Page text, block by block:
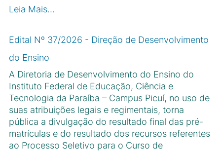
Leia Mais…
Edital Nº 37/2026 - Direção de Desenvolvimento
do Ensino
A Diretoria de Desenvolvimento do Ensino do
Instituto Federal de Educação, Ciência e
Tecnologia da Paraíba – Campus Picuí, no uso de
suas atribuições legais e regimentais, torna
pública a divulgação do resultado final das pré-
matrículas e do resultado dos recursos referentes
ao Processo Seletivo para o Curso de